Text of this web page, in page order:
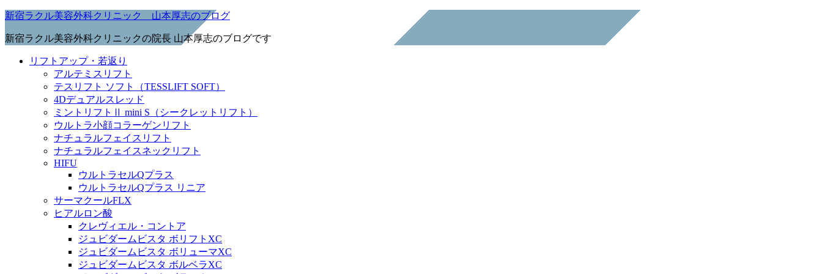
新宿ラクル美容外科クリニック 山本厚志のブログ
新宿ラクル美容外科クリニックの院長 山本厚志のブログです
リフトアップ・若返り
アルテミスリフト
テスリフト ソフト（TESSLIFT SOFT）
4Dデュアルスレッド
ミントリフトⅡ mini S（シークレットリフト）
ウルトラ小顔コラーゲンリフト
ナチュラルフェイスリフト
ナチュラルフェイスネックリフト
HIFU
ウルトラセルQプラス
ウルトラセルQプラス リニア
サーマクールFLX
ヒアルロン酸
クレヴィエル・コントア
ジュビダームビスタ ボリフトXC
ジュビダームビスタ ボリューマXC
ジュビダームビスタ ボルベラXC